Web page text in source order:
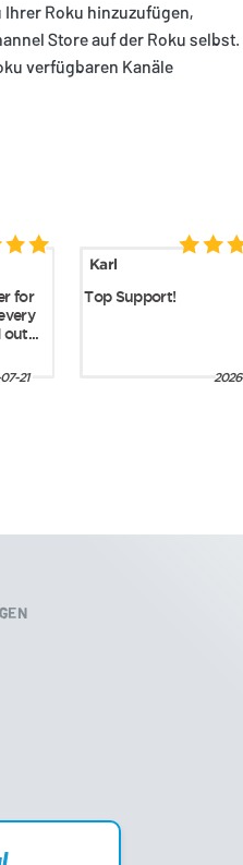
Ihrer Roku hinzuzufügen,
Store auf der Roku selbst.
verfügbaren Kanäle